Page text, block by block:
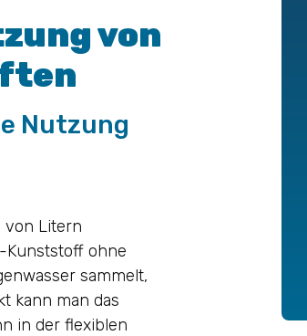
von
Nutzung
von Litern
Kunststoff ohne
sammelt,
kann man das
in der flexiblen